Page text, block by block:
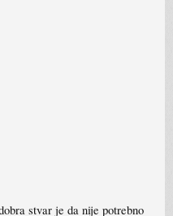
stvar je da nije potrebno